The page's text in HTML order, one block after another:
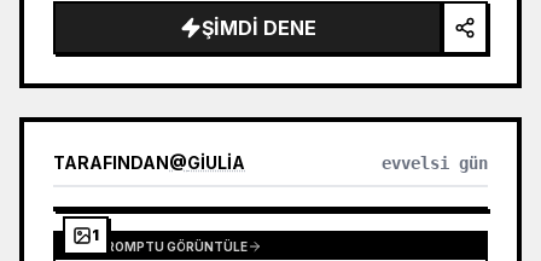
ŞIMDI DENE
TARAFINDAN@GIULIA evvelsi gün
1
TAM PROMPTU GÖRÜNTÜLE